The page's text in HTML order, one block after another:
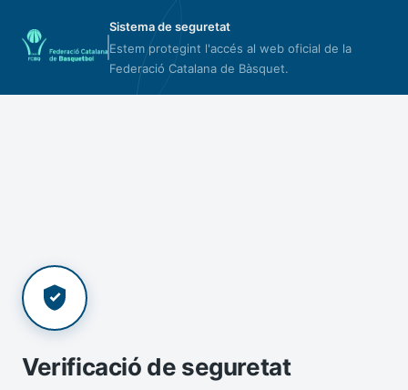
Sistema de seguretat
Estem protegint l'accés al web oficial de la
Federació Catalana de Bàsquet.
Verificació de seguretat